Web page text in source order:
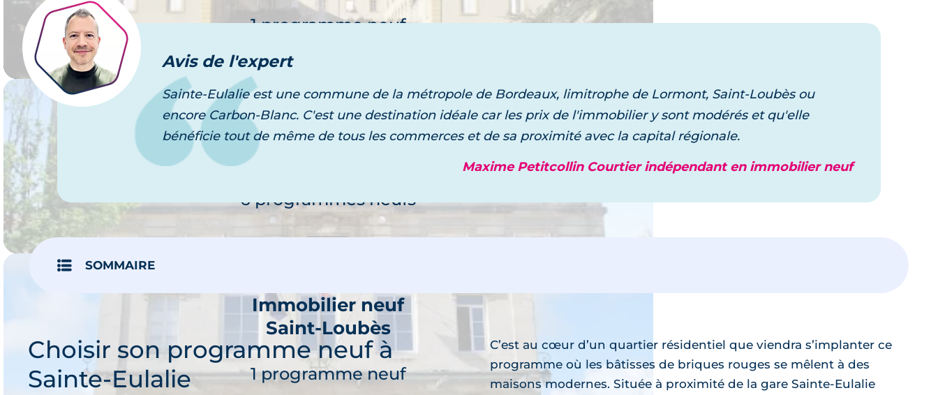
1 programme neuf
Immobilier neuf
6 programmes neufs
Immobilier neuf
Saint-Loubès
1 programme neuf
un expert vous accompagne dans
Avisde l'expert
Sainte-Eulalie est une commune de la métropole de Bordeaux, limitrophe de Lormont, Saint-Loubès ou
encore Carbon-Blanc. C'est une destination idéale car les prix de l'immobilier y sont modérés et qu'elle
bénéficie tout de même de tous les commerces et de sa proximité avec la capital régionale.
Maxime Petitcollin Courtier indépendant en immobilier neuf
SOMMAIRE
Choisir son programme neuf à
Sainte-Eulalie
C’est au cœur d’un quartier résidentiel que viendra s’implanter ce
programme où les bâtisses de briques rouges se mêlent à des
maisons modernes. Située à proximité de la gare Sainte-Eulalie